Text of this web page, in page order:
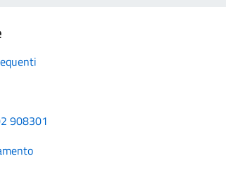
908301